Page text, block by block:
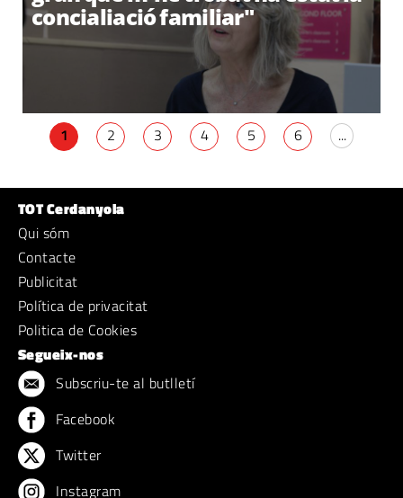
concialiació familiar"
1 2 3 4 5 6 ...
TOT Cerdanyola
Qui sóm
Contacte
Publicitat
Política de privacitat
Politica de Cookies
Segueix-nos
Subscriu-te al butlletí
Facebook
Twitter
Instagram